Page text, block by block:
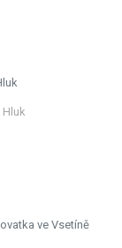
ve Vsetíně